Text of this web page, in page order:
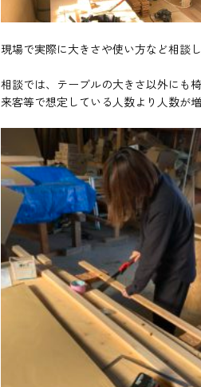
現場で実際に大きさや使い方など相談
相談では、テーブルの大きさ以外にも
来客等で想定している人数より人数が